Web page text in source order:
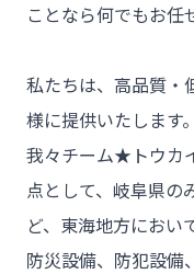
ことなら何でもお任
私たちは、高品質・
様に提供いたします。――
我々チーム★トウカ
点として、岐阜県の
ど、東海地方におい
防災設備、防犯設備